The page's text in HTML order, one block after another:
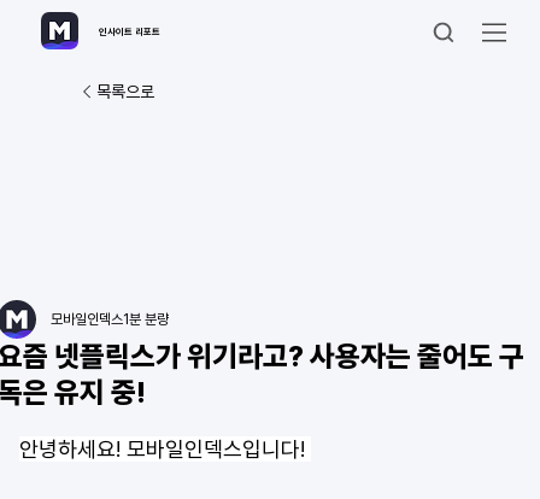
인사이트 리포트
목록으로
즘 넷플릭스가 위기라고? 사용자는 줄어도 구
은 유지 중!
모바일인덱스1분 분량
안녕하세요! 모바일인덱스입니다!